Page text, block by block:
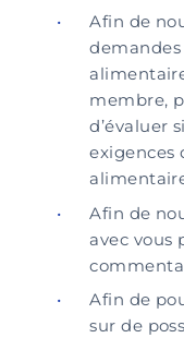
Afin de
membre,
d’évaluer
exigences
Afin de
avec vous
Afin de
sur de